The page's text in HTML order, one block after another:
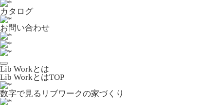
カタログ
お問い合わせ
Lib Workとは
Lib WorkとはTOP
数字で⾒るリブワークの家づくり